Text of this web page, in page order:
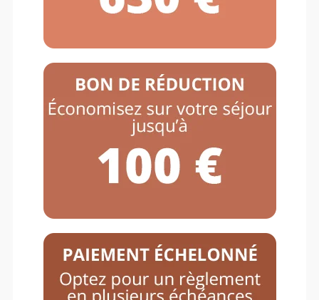
POUR LES SÉJOURS VACAF / PASS
COLO
VACAF ou PASS COLO, merci dene
pas réserver directement ce séjour
veuillez nous contacterpour
préparer votre dossier, en cliquant
sur ce lien« Demande de pré-